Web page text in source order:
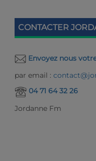
CONTACTER
Envoyez nous
par email :
04 71 64 32 26
Jordanne Fm